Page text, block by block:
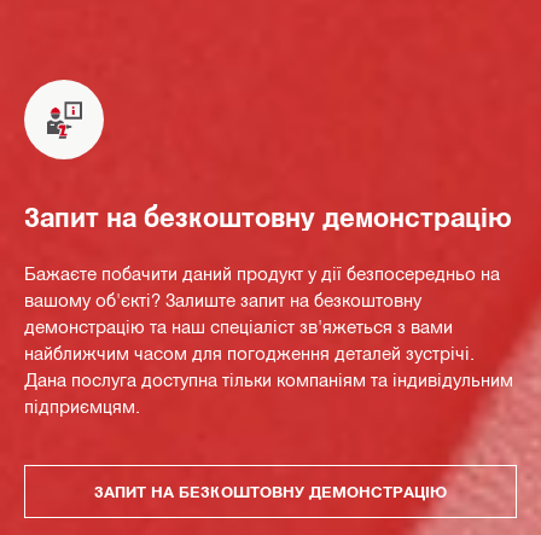
Запит на безкоштовну демонстрацію
Бажаєте побачити даний продукт у дії безпосередньо на
вашому об'єкті? Залиште запит на безкоштовну
демонстрацію та наш спеціаліст зв'яжеться з вами
найближчим часом для погодження деталей зустрічі.
Дана послуга доступна тільки компаніям та індивідульним
підприємцям.
ЗАПИТ НА БЕЗКОШТОВНУ ДЕМОНСТРАЦІЮ